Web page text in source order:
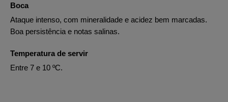
Boca
Ataque intenso, com mineralidade e acidez bem marcadas.
Boa persistência e notas salinas.
Temperatura de servir
Entre 7 e 10 ºC.